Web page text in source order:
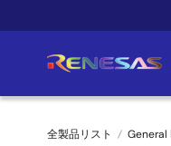
イ
ン
全製品リスト General